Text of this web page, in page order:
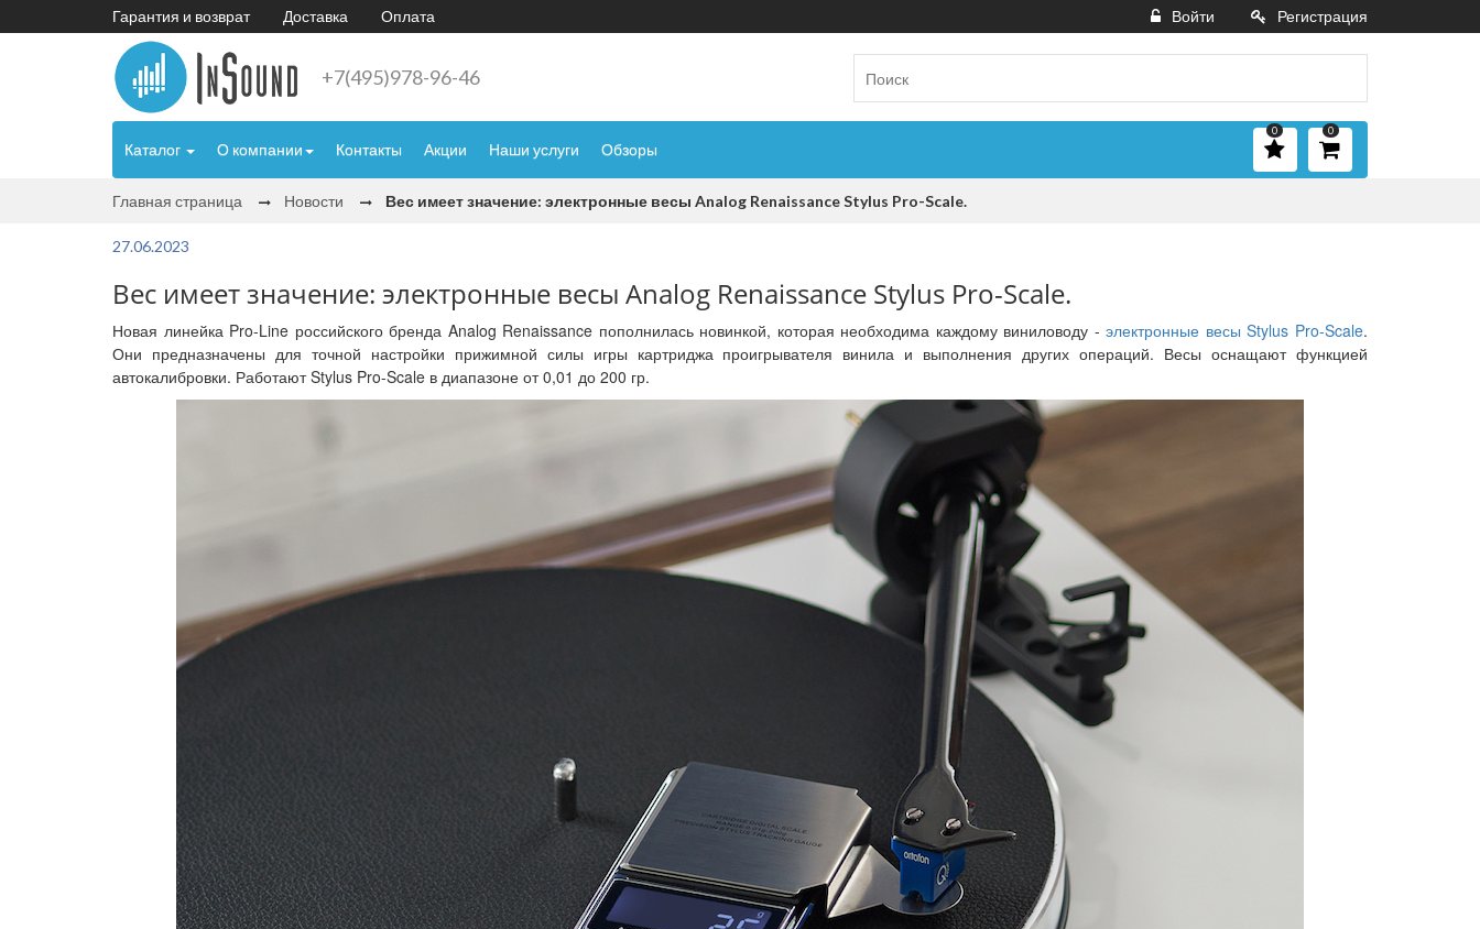
Гарантия и возврат Доставка Оплата Войти Регистрация
+7(495)978-96-46
Каталог О компании Контакты Акции Наши услуги Обзоры
0
0
Главная страница Новости Вес имеет значение: электронные весы Analog Renaissance Stylus Pro-Scale.
27.06.2023
Вес имеет значение: электронные весы Analog Renaissance Stylus Pro-Scale.
Новая линейка Pro-Line российского бренда Analog Renaissance пополнилась новинкой, которая необходима каждому виниловоду -электронные весы Stylus Pro-Scale.
Они предназначены для точной настройки прижимной силы игры картриджа проигрывателя винила и выполнения других операций. Весы оснащают функцией
автокалибровки. Работают Stylus Pro-Scale в диапазоне от 0,01 до 200 гр.